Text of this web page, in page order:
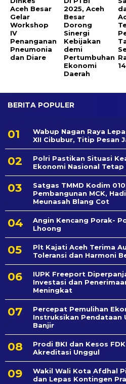
Aceh Besar
Gelar
Workshop
IV
Penanganan
Pneumonia
dan Diare
2025, Aceh
Besar
Dorong
Sinergi
Kebijakan
demi
Pertumbuhan
Ekonomi
Daerah
BERITA POPULER
Wabup Nagan Raya
XII Cibubur, Titip Pesan
Polri Pastikan Situasi
Ekonomi Nasional
Satgas TMMD Kodim
Pembangunan MCK,
Meunasah Blang Cot
Angin Kencang Porak-
Lhoong
Plt Kajati Aceh Terima
Toleransi dan Harmoni
IUPK Freeport
Investasi dan
Meningkat
Percepat Pemulihan
Instruksikan Pendataan
Banjir
Prodi BKI dan Kesos
Akreditasi Unggul
Wakil Wali Kota Afdhal
dan Lepas Kontingen